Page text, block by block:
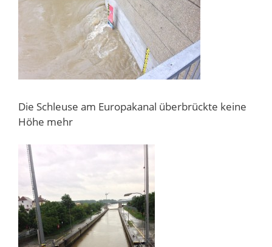
Die Schleuse am Europakanal überbrückte keine
Höhe mehr